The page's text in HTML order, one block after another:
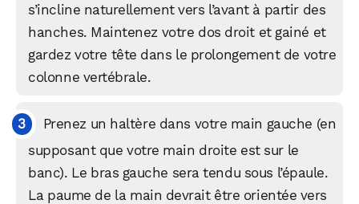
s’incline naturellement vers l’avant à partir des
hanches. Maintenez votre dos droit et gainé et
gardez votre tête dans le prolongement de votre
colonne vertébrale.
Prenez un haltère dans votre main gauche (en
supposant que votre main droite est sur le
banc). Le bras gauche sera tendu sous l’épaule.
La paume de la main devrait être orientée vers